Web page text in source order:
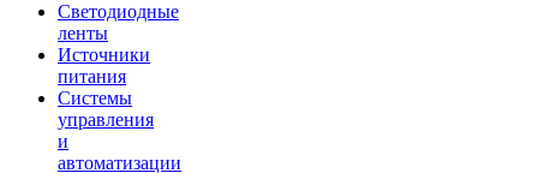
Светодиодные
ленты
Источники
питания
Системы
управления
и
автоматизации